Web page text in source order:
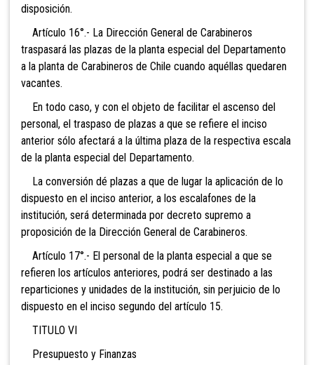
disposición.
Artículo 16°.- La Dirección General de Carabineros
traspasará las plazas de la planta especial del Departamento
a la planta de Carabineros de Chile cuando aquéllas quedaren
vacantes.
En todo caso, y con el objeto de facilitar el ascenso del
personal, el traspaso de plazas a que se refiere el inciso
anterior sólo afectará a la última plaza de la respectiva escala
de la planta especial del Departamento.
La conversión dé plazas a que de lugar la aplicación de lo
dispuesto en el inciso anterior, a los escalafones de la
institución, será determinada por decreto supremo a
proposición de la Dirección General de Carabineros.
Artículo 17°.- El personal de la planta especial a que se
refieren los artículos anteriores, podrá ser destinado a las
reparticiones y unidades de la institución, sin perjuicio de lo
dispuesto en el inciso segundo del artículo 15.
TITULO VI
Presupuesto y Finanzas